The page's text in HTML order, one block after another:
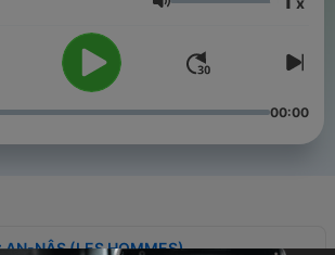
Volume
00:00
AN-NÂS (LES HOMMES)